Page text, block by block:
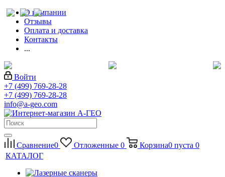
О компании
Отзывы
Оплата и доставка
Контакты
...
Войти
+7 (499) 769-28-28
+7 (499) 769-28-28
info@a-geo.com
Сравнение0 Отложенные 0 Корзина0 пуста 0
КАТАЛОГ